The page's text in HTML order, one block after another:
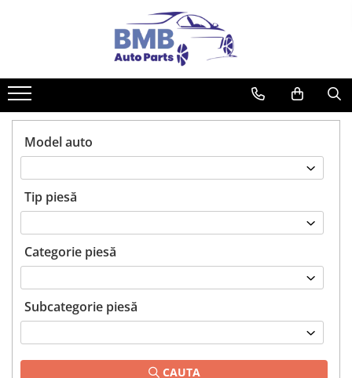
Accesorii
Covorase
Ornament
AIRBAG
Ambreiaj
Set ambreiaj
Volantă
Angrenare roată
Planetară
Model auto
Tip piesă
Categorie piesă
Subcategorie piesă
CAUTA